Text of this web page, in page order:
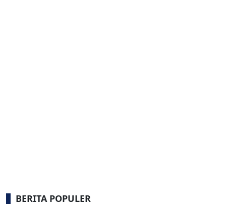
BERITA POPULER